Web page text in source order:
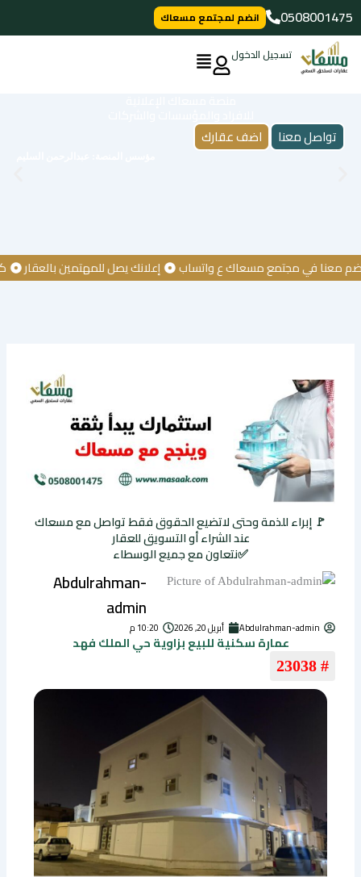
تخطي
إلى
المحتوى
0508001475
انضم لمجتمع مسعاك
تسجيل الدخول
تواصل معنا اضف عقارك
في مجتمع مسعاك ع واتساب إعلانك يصل للمهتمين بالعقار كن
🚩 إبراء للذمة وحتى لاتضيع الحقوق فقط تواصل مع مسعاك
عند الشراء أو التسويق للعقار
✅نتعاون مع جميع الوسطاء
Abdulrahman-
admin
Abdulrahman-admin أبريل 20, 2026 10:20 م
عمارة سكنية للبيع بزاوية حي الملك فهد
# 23038